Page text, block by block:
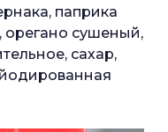
паприка
орегано сушеный,
сахар,